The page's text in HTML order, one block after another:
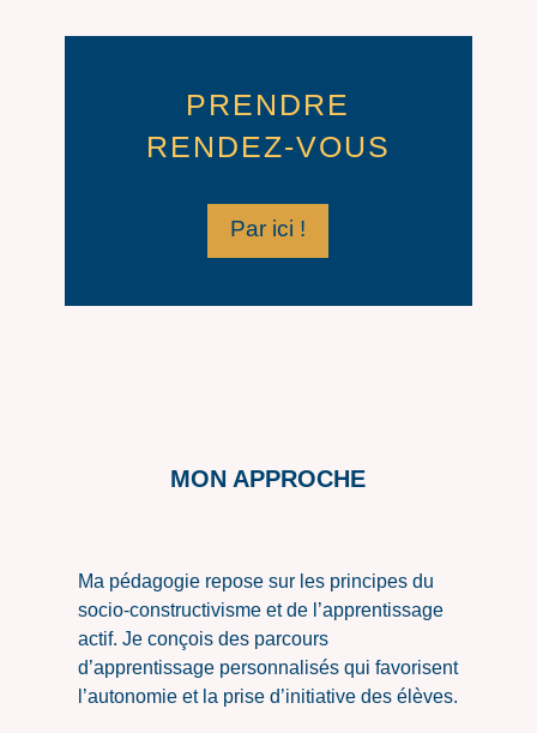
PRENDRE
RENDEZ-VOUS
Par ici !
MON APPROCHE
Ma pédagogie repose sur les principes du
socio-constructivisme et de l’apprentissage
actif. Je conçois des parcours
d’apprentissage personnalisés qui favorisent
l’autonomie et la prise d’initiative des élèves.